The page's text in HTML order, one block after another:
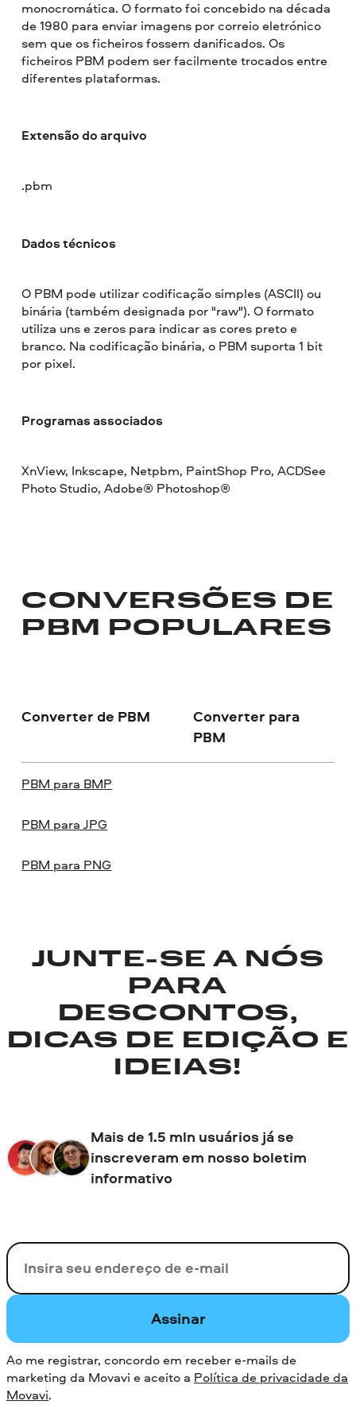
monocromática. O formato foi concebido na década
de 1980 para enviar imagens por correio eletrónico
sem que os ficheiros fossem danificados. Os
ficheiros PBM podem ser facilmente trocados entre
diferentes plataformas.
Extensão do arquivo
.pbm
Dados técnicos
O PBM pode utilizar codificação simples (ASCII) ou
binária (também designada por "raw"). O formato
utiliza uns e zeros para indicar as cores preto e
branco. Na codificação binária, o PBM suporta 1 bit
por pixel.
Programas associados
XnView, Inkscape, Netpbm, PaintShop Pro, ACDSee
Photo Studio, Adobe® Photoshop®
CONVERSÕES DE
PBM POPULARES
Converter de PBM
Converter para
PBM
PBM para BMP
PBM para JPG
PBM para PNG
JUNTE-SE A NÓS
PARA
DESCONTOS,
DICAS DE EDIÇÃO E
IDEIAS!
Mais de 1.5 mln usuários já se
inscreveram em nosso boletim
informativo
Seu e-mail
Assinar
Ao me registrar, concordo em receber e-mails de
marketing da Movavi e aceito a Política de privacidade da
Movavi.